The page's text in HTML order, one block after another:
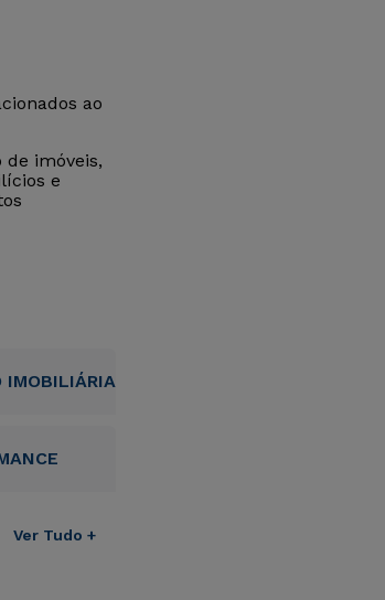
ao
imóveis,
e
IMOBILIÁRIA
Ver Tudo +